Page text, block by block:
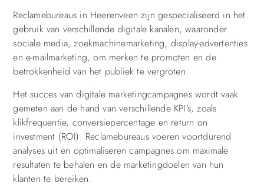
Reclamebureaus in Heerenveen zijn gespecialiseerd in het
gebruik van verschillende digitale kanalen, waaronder
sociale media, zoekmachinemarketing, display-advertenties
en e-mailmarketing, om merken te promoten en de
betrokkenheid van het publiek te vergroten.
Het succes van digitale marketingcampagnes wordt vaak
gemeten aan de hand van verschillende KPI’s, zoals
klikfrequentie, conversiepercentage en return on
investment (ROI). Reclamebureaus voeren voortdurend
analyses uit en optimaliseren campagnes om maximale
resultaten te behalen en de marketingdoelen van hun
klanten te bereiken.